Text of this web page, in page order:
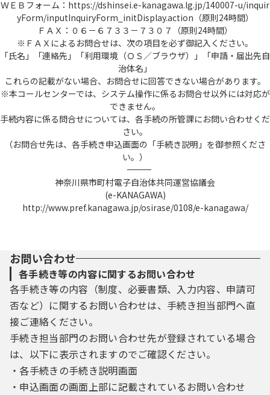
ＷＥＢフォーム：https://dshinsei.e-kanagawa.lg.jp/140007-u/inquir
yForm/inputInquiryForm_initDisplay.action（原則24時間）
ＦＡＸ：０６－６７３３－７３０７（原則24時間）
※ＦＡＸによるお問合せは、次の項目を必ず御記入ください。
「氏名」「連絡先」「利用環境（ＯＳ／ブラウザ）」「申請・届出先自
治体名」
これらの記載がない場合、お問合せに回答できない場合があります。
※本コールセンターでは、システム操作に係るお問合せ以外には対応が
できません。
手続内容に係る問合せについては、各手続の所管課にお問い合わせくだ
さい。
（お問合せ先は、各手続き申込画面の「手続き説明」を御参照くださ
い。）
――――――――――――――――――――――――――――――――――――――――――――――――――
神奈川県市町村電子自治体共同運営協議会
(e-KANAGAWA)
http://www.pref.kanagawa.jp/osirase/0108/e-kanagawa/
お問い合わせ
各手続き等の内容に関するお問い合わせ
各手続き等の内容（制度、必要書類、入力内容、申請可
否など）に関するお問い合わせは、手続き担当部門へ直
接ご連絡ください。
手続き担当部門のお問い合わせ先が登録されている場合
は、以下に表示されますのでご確認ください。
・各手続きの手続き説明画面
・申込画面の画面上部に記載されているお問い合わせ